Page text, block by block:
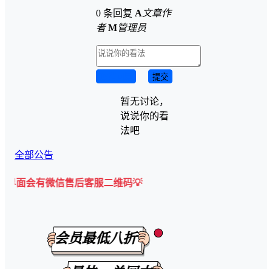
0 条回复 A 文章作
者 M管理员
提交
暂无讨论，
说说你的看
法吧
全部公告
信售后客服二维码💡